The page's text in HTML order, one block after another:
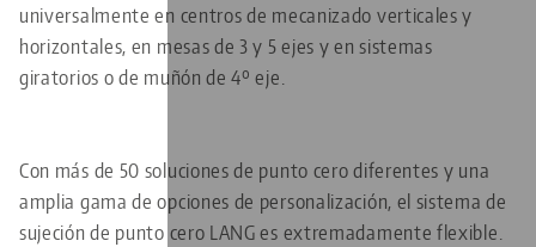
universalmente en centros de mecanizado verticales y
horizontales, en mesas de 3 y 5 ejes y en sistemas
giratorios o de muñón de 4º eje.
Con más de 50 soluciones de punto cero diferentes y una
amplia gama de opciones de personalización, el sistema de
sujeción de punto cero LANG es extremadamente flexible.